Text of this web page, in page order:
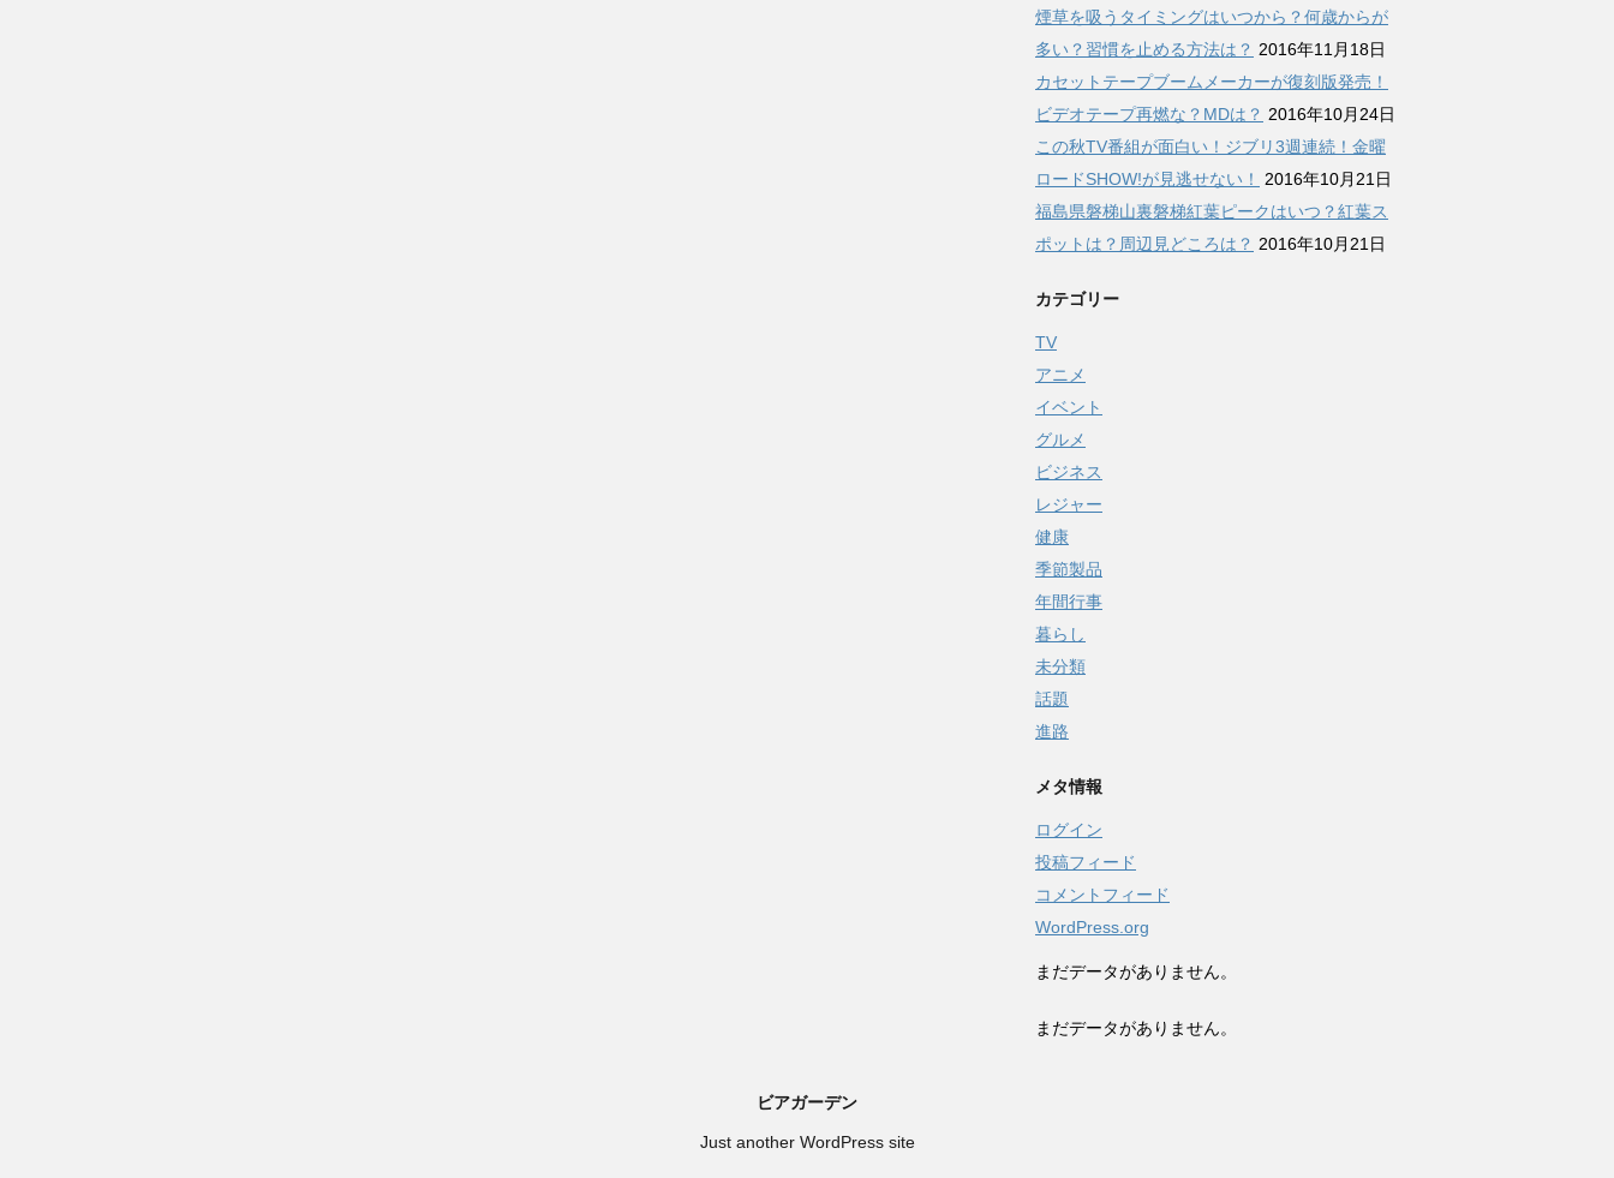
煙草を吸うタイミングはいつから？何歳からが
多い？習慣を止める方法は？ 2016年11月18日
カセットテープブームメーカーが復刻版発売！
ビデオテープ再燃な？MDは？ 2016年10月24日
この秋TV番組が面白い！ジブリ3週連続！金曜
ロードSHOW!が見逃せない！
2016年10月21日
福島県磐梯山裏磐梯紅葉ピークはいつ？紅葉ス
ポットは？周辺見どころは？ 2016年10月21日
カテゴリー
TV
アニメ
イベント
グルメ
ビジネス
レジャー
健康
季節製品
年間行事
暮らし
未分類
話題
進路
メタ情報
ログイン
投稿フィード
コメントフィード
WordPress.org
まだデータがありません。
まだデータがありません。
ビアガーデン
Just another WordPress site